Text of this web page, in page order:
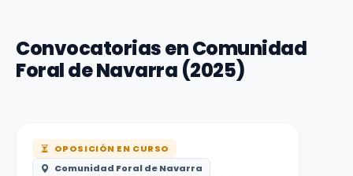
Convocatorias en Comunidad
Foral de Navarra (2025)
OPOSICIÓN EN CURSO
Comunidad Foral de Navarra